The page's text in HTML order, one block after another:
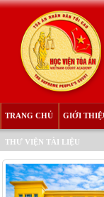
TRANG CHỦ GIỚI
THƯ VIỆN TÀI LIỆU